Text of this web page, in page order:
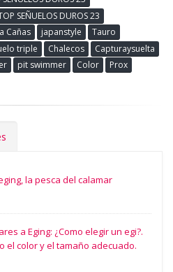
SEÑUELOS DUROS 23
Cañas japanstyle
Tauro
triple Chalecos
Capturaysuelta
pit swimmer Color
Prox
la pesca del calamar
a Eging: ¿Como elegir un egi?.
el color y el tamaño adecuado.